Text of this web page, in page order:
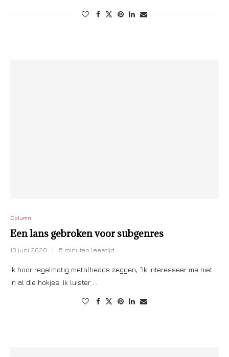
Column
Een lans gebroken voor subgenres
10 juni 2020 5 minuten leestijd
Ik hoor regelmatig metalheads zeggen, “Ik interesseer me niet
in al die hokjes. Ik luister …